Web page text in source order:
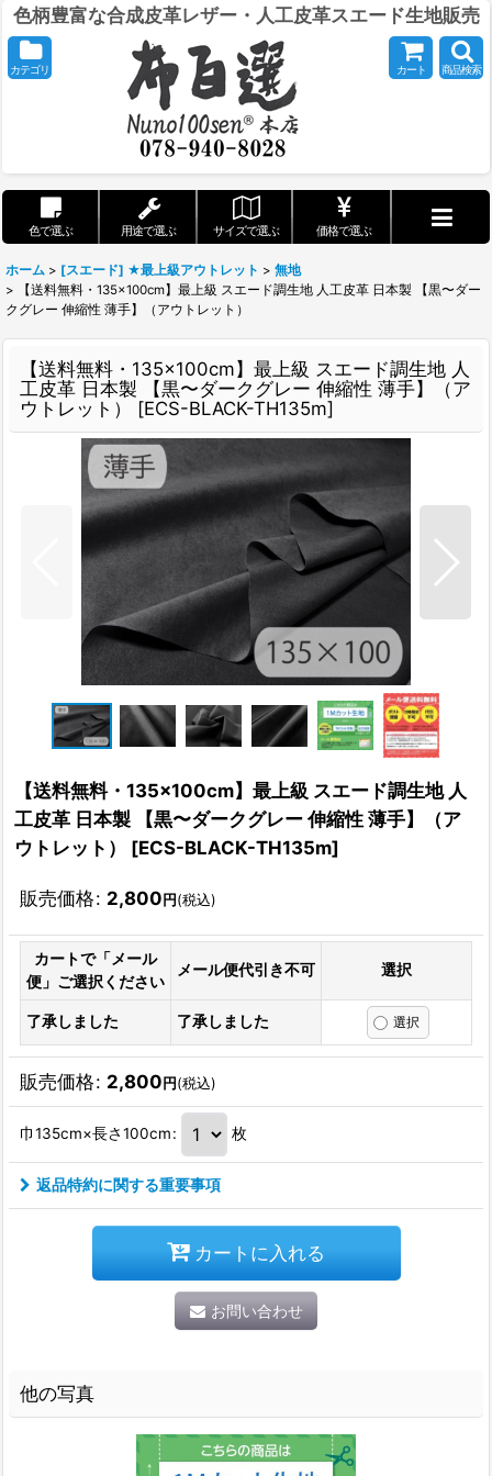
色柄豊富な合成皮革レザー・人工皮革スエード生地販売
カテゴリ カート 商品検索
色で選ぶ 用途で選ぶ サイズで選ぶ 価格で選ぶ
ホーム > [スエード] ★最上級アウトレット > 無地
>
【送料無料・135×100cm】最上級 スエード調生地 人工皮革 日本製 【黒〜ダー
クグレー 伸縮性 薄手】（アウトレット）
【送料無料・135×100cm】最上級 スエード調生地 人
工皮革 日本製 【黒〜ダークグレー 伸縮性 薄手】（ア
ウトレット）
[ECS-BLACK-TH135m]
【送料無料・135×100cm】最上級 スエード調生地 人
工皮革 日本製 【黒〜ダークグレー 伸縮性 薄手】（ア
ウトレット）
[ECS-BLACK-TH135m]
販売価格: 2,800円(税込)
カートで「メール
便」ご選択ください
メール便代引き不可 選択
了承しました 了承しました
販売価格: 2,800円(税込)
巾135cm×長さ100cm: 枚
返品特約に関する重要事項
カートに入れる
お問い合わせ
他の写真